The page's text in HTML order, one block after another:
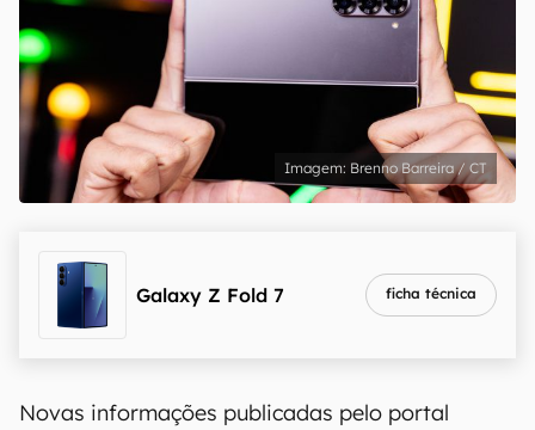
Brenno Barreira / CT
Galaxy Z Fold 7 ficha técnica
Novas informações publicadas pelo portal